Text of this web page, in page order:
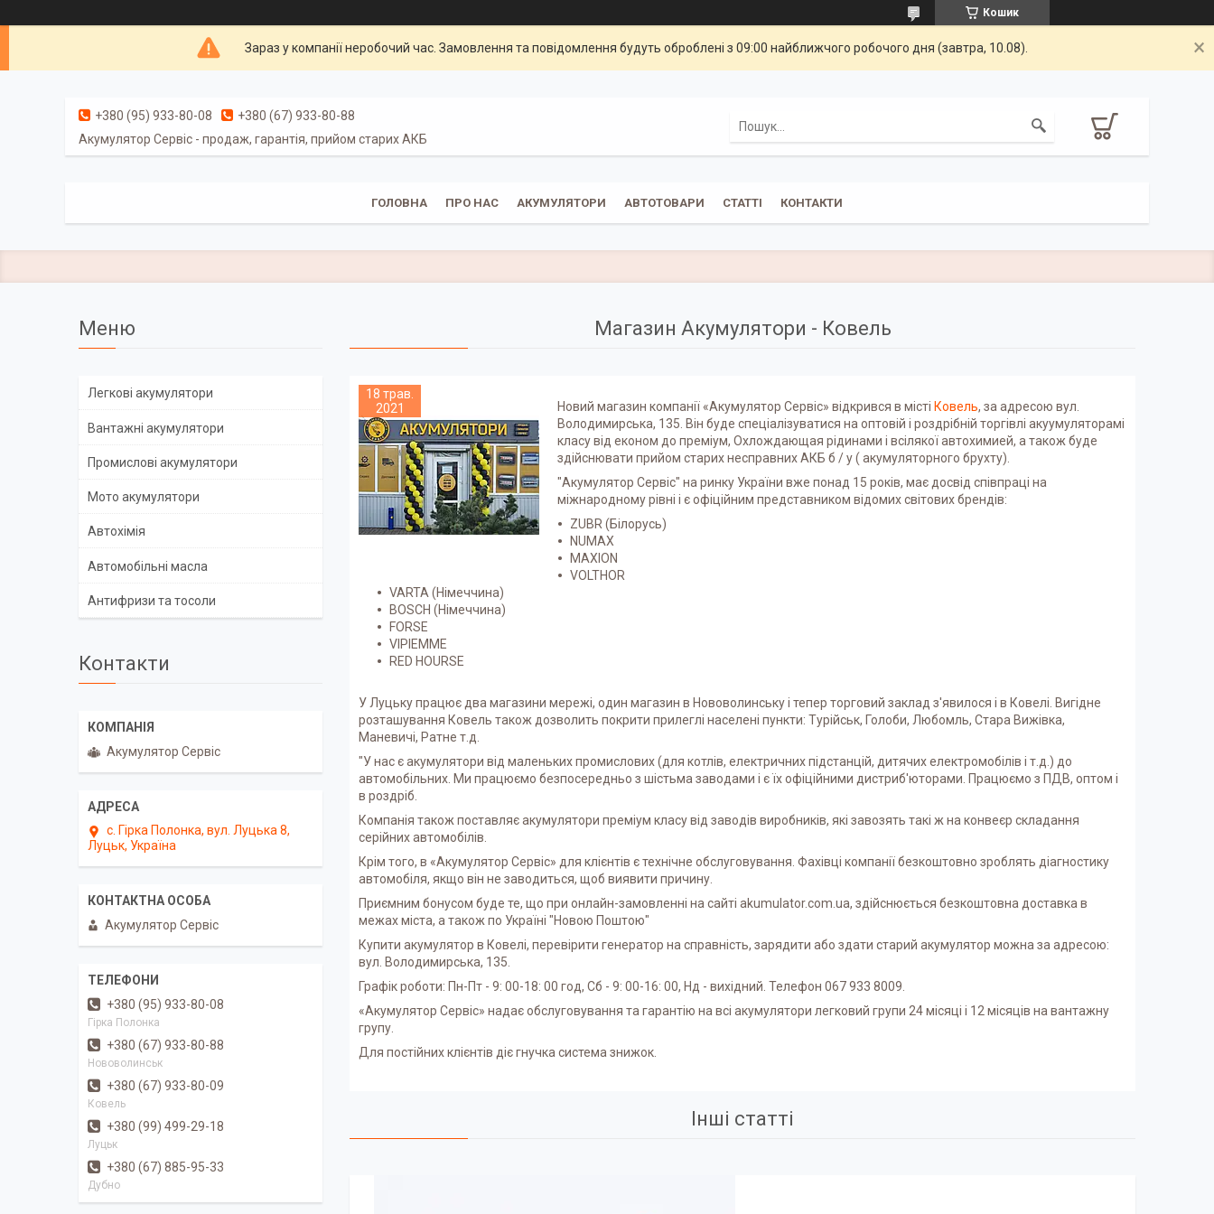
Кошик
Зараз у компанії неробочий час. Замовлення та повідомлення будуть оброблені з 09:00 найближчого робочого дня (завтра, 10.08).
+380 (95) 933-80-08
+380 (67) 933-80-88
Акумулятор Сервіс - продаж, гарантія, прийом старих АКБ
ГОЛОВНА ПРО НАС АКУМУЛЯТОРИ АВТОТОВАРИ СТАТТІ КОНТАКТИ
Магазин Акумулятори - Ковель
18 трав.
2021
Новий магазин компанії «Акумулятор Сервіс» відкрився в місті Ковель, за адресою вул.
Володимирська, 135. Він буде спеціалізуватися на оптовій і роздрібній торгівлі акуумуляторамі
класу від економ до преміум, Охлождающая рідинами і всілякої автохимией, а також буде
здійснювати прийом старих несправних АКБ б / у ( акумуляторного брухту).
"Акумулятор Cервіс" на ринку України вже понад 15 років, має досвід співпраці на
міжнародному рівні і є офіційним представником відомих світових брендів:
ZUBR (Білорусь)
NUMAX
MAXION
VOLTHOR
VARTA (Німеччина)
BOSCH (Німеччина)
FORSE
VIPIEMME
RED HOURSE
У Луцьку працює два магазини мережі, один магазин в Нововолинську і тепер торговий заклад з'явилося і в Ковелі. Вигідне
розташування Ковель також дозволить покрити прилеглі населені пункти: Турійськ, Голоби, Любомль, Стара Вижівка,
Маневичі, Ратне т.д.
"У нас є акумулятори від маленьких промислових (для котлів, електричних підстанцій, дитячих електромобілів і т.д.) до
автомобільних. Ми працюємо безпосередньо з шістьма заводами і є їх офіційними дистриб'юторами. Працюємо з ПДВ, оптом і
в роздріб.
Компанія також поставляє акумулятори преміум класу від заводів виробників, які завозять такі ж на конвеєр складання
серійних автомобілів.
Крім того, в «Акумулятор Сервіс» для клієнтів є технічне обслуговування. Фахівці компанії безкоштовно зроблять діагностику
автомобіля, якщо він не заводиться, щоб виявити причину.
Приємним бонусом буде те, що при онлайн-замовленні на сайті akumulator.com.ua, здійснюється безкоштовна доставка в
межах міста, а також по Україні "Новою Поштою"
Купити акумулятор в Ковелі, перевірити генератор на справність, зарядити або здати старий акумулятор можна за адресою:
вул. Володимирська, 135.
Графік роботи: Пн-Пт - 9: 00-18: 00 год, Сб - 9: 00-16: 00, Нд - вихідний. Телефон 067 933 8009.
«Акумулятор Сервіс» надає обслуговування та гарантію на всі акумулятори легковий групи 24 місяці і 12 місяців на вантажну
групу.
Для постійних клієнтів діє гнучка система знижок.
Інші статті
Легкові акумулятори
Вантажні акумулятори
Промислові акумулятори
Мото акумулятори
Автохімія
Автомобільні масла
Антифризи та тосоли
Контакти
Акумулятор Сервіс
с. Гірка Полонка, вул. Луцька 8,
Луцьк, Україна
Акумулятор Сервіс
+380 (95) 933-80-08
Гірка Полонка
+380 (67) 933-80-88
Нововолинськ
+380 (67) 933-80-09
Ковель
+380 (99) 499-29-18
Луцьк
+380 (67) 885-95-33
Дубно